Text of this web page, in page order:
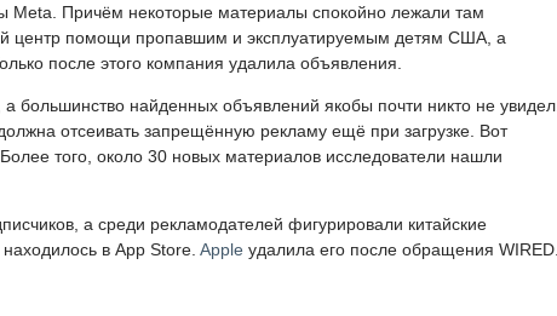
Meta. Причём некоторые материалы спокойно лежали там
центр помощи пропавшим и эксплуатируемым детям США, а
после этого компания удалила объявления.
большинство найденных объявлений якобы почти никто не увидел.
отсеивать запрещённую рекламу ещё при загрузке. Вот
того, около 30 новых материалов исследователи нашли
а среди рекламодателей фигурировали китайские
в App Store. Apple удалила его после обращения WIRED.